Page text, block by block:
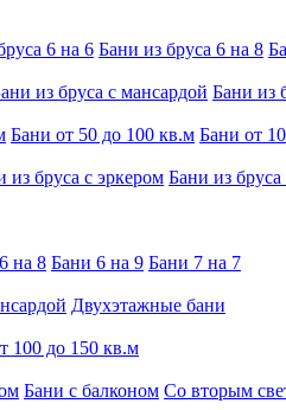
6 на 6 Бани из бруса 6 на 8
из бруса с мансардой Бани из
Бани от 50 до 100 кв.м Бани от
из бруса с эркером Бани из
на 8 Бани 6 на 9 Бани 7 на 7
Двухэтажные бани
100 до 150 кв.м
Бани с балконом Со вторым